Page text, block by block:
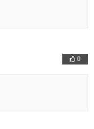
0